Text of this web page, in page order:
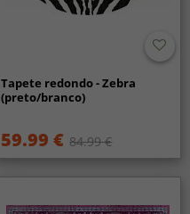
Tapete redondo - Zebra
(preto/branco)
59.99 € 84.99 €